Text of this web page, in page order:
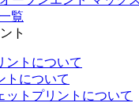
ト
ントについて
トについて
ットプリントについて